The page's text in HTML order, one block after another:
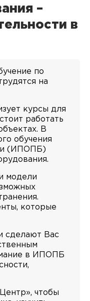
–
в
по
на
курсы для
работать
В
обучения
(ИПОПБ)
модели
которые
сделают Вас
в ИПОПБ
чтобы